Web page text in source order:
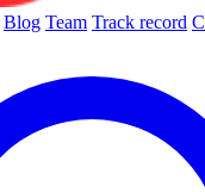
Blog Team Track record